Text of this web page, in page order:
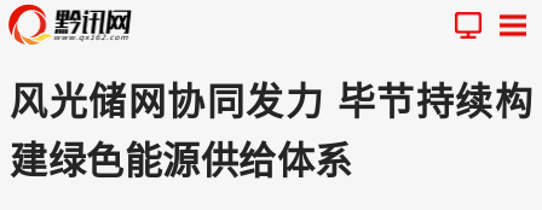
风光储网协同发力 毕节持续构
建绿色能源供给体系